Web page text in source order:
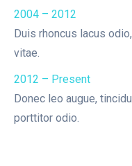
2004 – 2012
Duis rhoncus lacus
vitae.
2012 – Present
Donec leo augue,
porttitor odio.